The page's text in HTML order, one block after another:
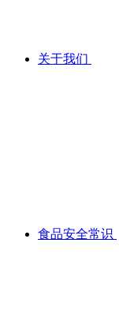
关于我们
食品安全常识